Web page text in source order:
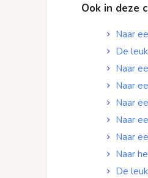
Ook in deze
Naar
De
Naar
Naar
Naar
Naar
Naar
Naar
De